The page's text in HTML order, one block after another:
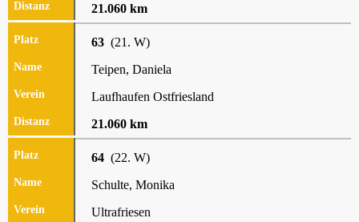
21.060 km
63 (21. W)
Teipen, Daniela
Laufhaufen Ostfriesland
21.060 km
64 (22. W)
Schulte, Monika
Ultrafriesen